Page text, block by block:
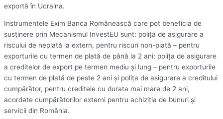
exportă în Ucraina.
Instrumentele Exim Banca Românească care pot beneficia de
susţinere prin Mecanismul InvestEU sunt: poliţa de asigurare a
riscului de neplată la extern, pentru riscuri non-piaţă – pentru
exporturile cu termen de plată de până la 2 ani; poliţa de asigurare
a creditelor de export pe termen mediu şi lung – pentru exporturile
cu termen de plată de peste 2 ani şi poliţa de asigurare a creditului
cumpărător, pentru creditele cu durata mai mare de 2 ani,
acordate cumpărătorilor externi pentru achiziţia de bunuri şi
servicii din România.